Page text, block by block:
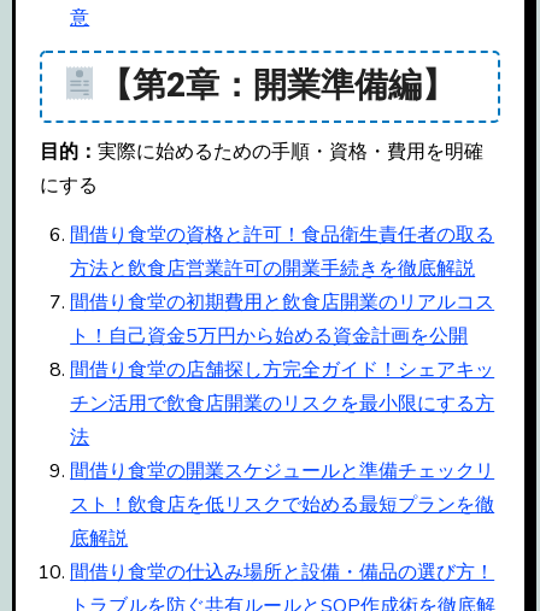
意
【第2章：開業準備編】
目的： 実際に始めるための手順・資格・費用を明確
にする
間借り食堂の資格と許可！食品衛生責任者の取る
方法と飲食店営業許可の開業手続きを徹底解説
間借り食堂の初期費用と飲食店開業のリアルコス
ト！自己資金5万円から始める資金計画を公開
間借り食堂の店舗探し方完全ガイド！シェアキッ
チン活用で飲食店開業のリスクを最小限にする方
法
間借り食堂の開業スケジュールと準備チェックリ
スト！飲食店を低リスクで始める最短プランを徹
底解説
間借り食堂の仕込み場所と設備・備品の選び方！